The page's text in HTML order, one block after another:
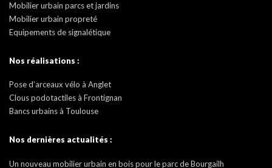
Mobilier urbain parcs et jardins
Mobilier urbain propreté
Equipements de signalétique
Nos réalisations :
Pose d’arceaux vélo à Anglet
Clous podotactiles à Frontignan
Bancs urbains à Toulouse
Nos dernières actualités :
Un nouveau mobilier urbain en bois pour le parc de Bourgailh